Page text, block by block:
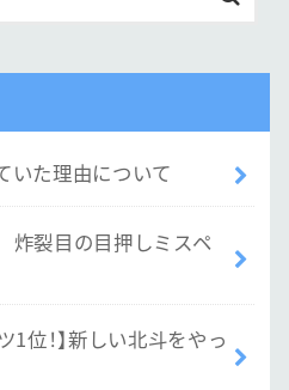
いた理由について
裂目の目押しミスペ
1位！】新しい北斗をやっ